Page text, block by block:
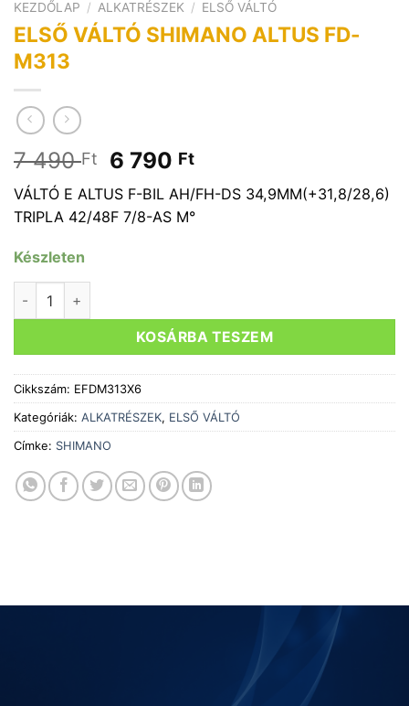
KEZDŐLAP / ALKATRÉSZEK / ELSŐ VÁLTÓ
ELSŐ VÁLTÓ SHIMANO ALTUS FD-
M313
7 490Ft
Original
price
was:
7
6 790 FtCurrent
price
is:
VÁLTÓ E ALTUS F-BIL AH/FH-DS 34,9MM(+31,8/28,6)
TRIPLA 42/48F 7/8-AS M°
Készleten
KOSÁRBA TESZEM
Cikkszám: EFDM313X6
Kategóriák: ALKATRÉSZEK, ELSŐ VÁLTÓ
Címke: SHIMANO